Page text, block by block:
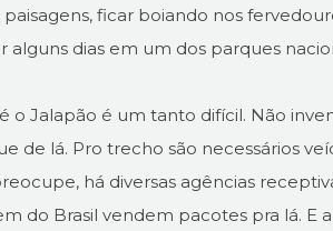
ficar boiando nos
dias em um dos parques
o Jalapão é um tanto difícil. Não
de lá. Pro trecho são necessários
há diversas agências
do Brasil vendem pacotes pra lá. E